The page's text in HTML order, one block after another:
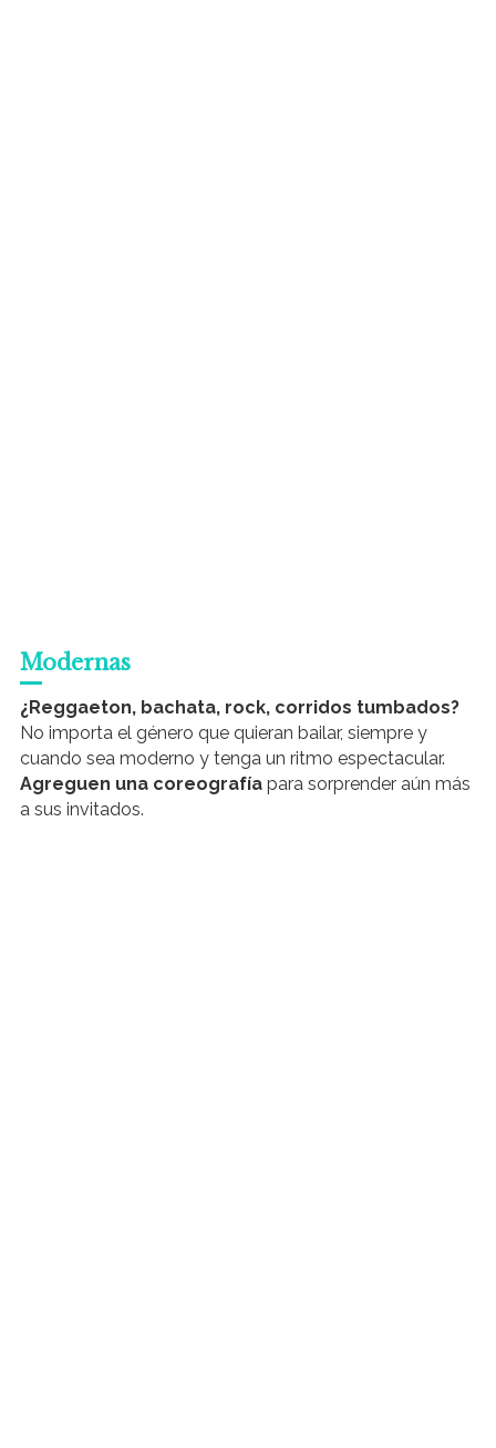
Modernas
¿Reggaeton, bachata, rock, corridos tumbados?
No importa el género que quieran bailar, siempre y
cuando sea moderno y tenga un ritmo espectacular.
Agreguen una coreografíapara sorprender aún más
a sus invitados.